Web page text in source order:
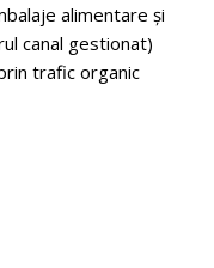
alimentare și
canal gestionat)
trafic organic